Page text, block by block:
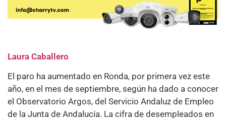
Laura Caballero
El paro ha aumentado en Ronda, por primera vez este
año, en el mes de septiembre, según ha dado a conocer
el Observatorio Argos, del Servicio Andaluz de Empleo
de la Junta de Andalucía. La cifra de desempleados en